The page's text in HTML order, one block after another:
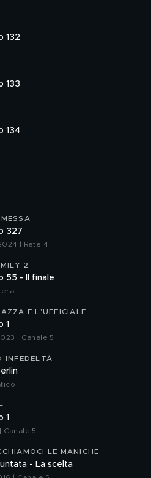
132
133
134
327
| Rete 4
2
55 - Il finale
E L'UFFICIALE
1
| Canale 5
1
Canale 5
LE MANICHE
- La scelta